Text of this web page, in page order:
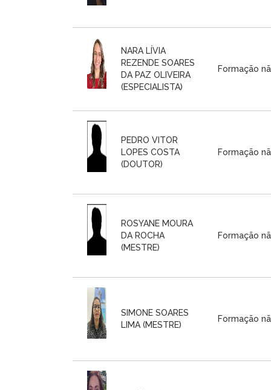
NARA LÍVIA
REZENDE SOARES
DA PAZ OLIVEIRA
(ESPECIALISTA)
Formação
PEDRO VITOR
LOPES COSTA
(DOUTOR)
Formação
ROSYANE MOURA
DA ROCHA
(MESTRE)
Formação
SIMONE SOARES
LIMA (MESTRE)
Formação